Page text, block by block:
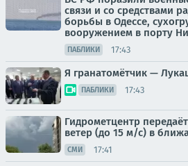
связи и со средствами
борьбы в Одессе,
вооружением в порту
ПАБЛИКИ 17:43
Я гранатомётчик —
ПАБЛИКИ 17:43
Гидрометцентр
ветер (до 15 м/с) в
СМИ 17:41